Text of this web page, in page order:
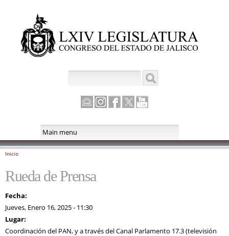
principal
Canal
Instagram
Facebook
Twitter
Inicio
Rueda de Prensa
Fecha:
Jueves, Enero 16, 2025 - 11:30
Lugar:
Coordinación del PAN, y a través del Canal Parlamento 17.3 (televisión